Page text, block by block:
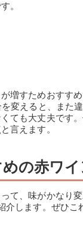
。
増すためおすす
変えると、また
ても大丈夫です
言えます。
の赤ワイ
て、味がかなり
介します。ぜひ